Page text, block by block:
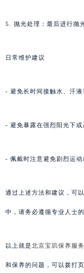
5. 抛光处理：最后进行抛
日常维护建议
- 避免长时间接触水、汗液
- 避免暴露在强烈阳光下或
- 佩戴时注意避免剧烈运动
通过上述方法和建议，可
中，请务必遵循专业人士
以上就是北京宝玑保养服
和保养的问题，可以拨打